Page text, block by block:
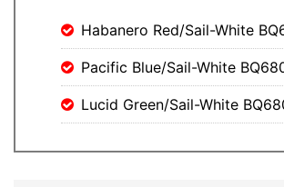
Habanero Red/Sail-White
Pacific Blue/Sail-White
Lucid Green/Sail-White